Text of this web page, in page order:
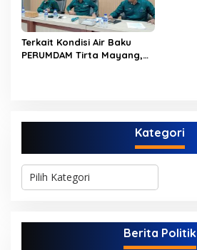
Terkait Kondisi Air Baku
PERUMDAM Tirta Mayang,
Kategori
K
g
Berita Politik